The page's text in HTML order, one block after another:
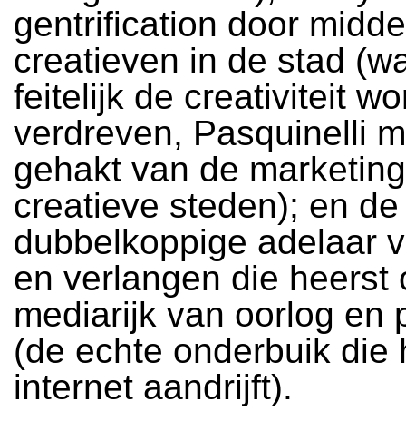
gentrification door
creatieven in de stad
feitelijk de creativiteit
verdreven, Pasquinelli
gehakt van de
creatieve steden); en de
dubbelkoppige adelaar
en verlangen die heerst
mediarijk van oorlog en
(de echte onderbuik die
internet aandrijft).